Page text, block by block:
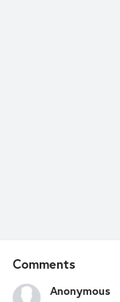
Comments
Anonymous